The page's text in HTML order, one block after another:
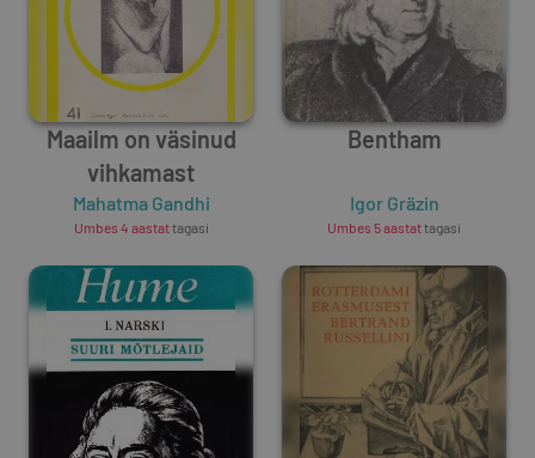
Maailm on väsinud
vihkamast
Mahatma Gandhi
Umbes 4 aastattagasi
Bentham
Igor Gräzin
Umbes 5 aastattagasi